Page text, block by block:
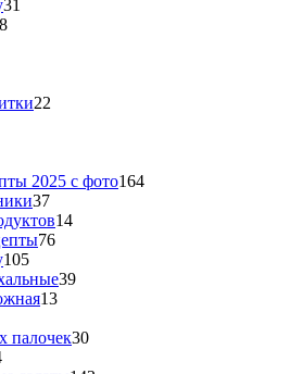
31
8
22
2025 с фото164
37
14
76
105
39
13
палочек30